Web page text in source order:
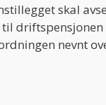
skal
driftspensjonen
nevnt